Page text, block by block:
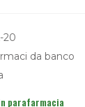
20
da banco